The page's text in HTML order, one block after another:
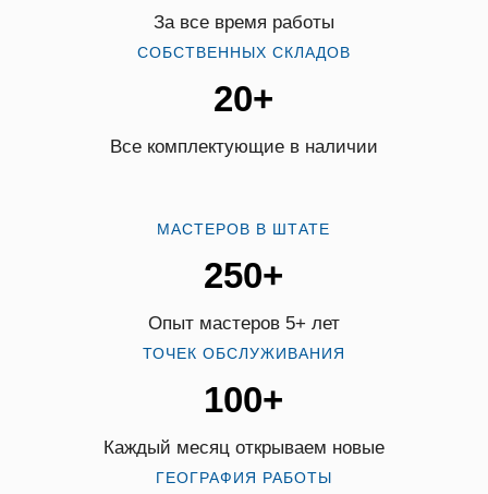
За все время работы
СОБСТВЕННЫХ СКЛАДОВ
20+
Все комплектующие в наличии
МАСТЕРОВ В ШТАТЕ
250+
Опыт мастеров 5+ лет
ТОЧЕК ОБСЛУЖИВАНИЯ
100+
Каждый месяц открываем новые
ГЕОГРАФИЯ РАБОТЫ